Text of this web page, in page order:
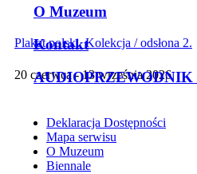
O Muzeum
Kontakt
AUDIOPRZEWODNIK
Plakat polski. Kolekcja / odsłona 2.
20 czerwca - 13 września 2026
Deklaracja Dostępności
Mapa serwisu
O Muzeum
Biennale